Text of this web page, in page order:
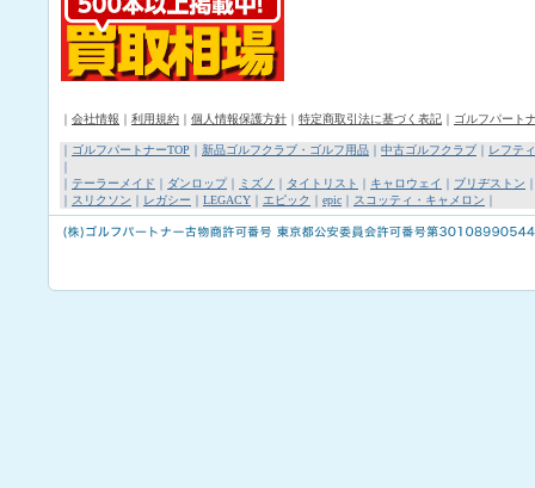
｜ 会社情報 ｜ 利用規約 ｜ 個人情報保護方針 ｜ 特定商取引法に基づく表記 ｜ ゴルフパート
｜ ゴルフパートナーTOP ｜ 新品ゴルフクラブ・ゴルフ用品 ｜ 中古ゴルフクラブ ｜ レフテ
｜
｜ テーラーメイド ｜ ダンロップ｜ ミズノ ｜ タイトリスト ｜ キャロウェイ ｜ ブリヂストン
｜ スリクソン ｜ レガシー ｜ LEGACY ｜ エピック ｜ epic ｜ スコッティ・キャメロン ｜